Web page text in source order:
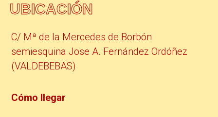
UBICACIÓN
C/ Mª de la Mercedes de Borbón
semiesquina Jose A. Fernández Ordóñez
(VALDEBEBAS)
Cómo llegar